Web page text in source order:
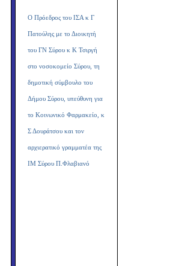
Ο Πρόεδρος του ΙΣΑ κ Γ
Πατούλης με το Διοικητή
του ΓΝ Σύρου κ Κ Τσιργή
στο νοσοκομείο Σύρου, τη
δημοτική σύμβουλο του
Δήμου Σύρου, υπεύθυνη για
το Κοινωνικό Φαρμακείο, κ
Σ Δουράτσου και τον
αρχιερατικό γραμματέα της
ΙΜ Σύρου Π.Φλαβιανό